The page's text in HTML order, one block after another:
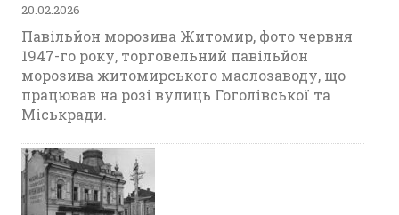
20.02.2026
Павільйон морозива Житомир, фото червня
1947-го року, торговельний павільйон
морозива житомирського маслозаводу, що
працював на розі вулиць Гоголівської та
Міськради.